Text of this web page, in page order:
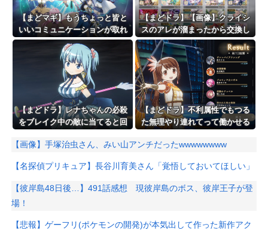
【まどマギ】もうちょっと皆と
いいコミュニケーションが取れ
てたらなってみんな思う
【まどドラ】【画像】クライシ
スのアレが溜まったから交換し
ようと思うけど
【まどドラ】レナちゃんの必殺
をブレイク中の敵に当てると回
よぉ…
【まどドラ】不利属性でもつる
た無理やり連れてって働かせる
【画像】手塚治虫さん、みい山アンチだったwwwwwwww
【名探偵プリキュア】長谷川育美さん「覚悟しておいてほしい」
【彼岸島48日後…】491話感想 現彼岸島のボス、彼岸王子が登
場！
【悲報】ゲーフリ(ポケモンの開発)が本気出して作った新作アク